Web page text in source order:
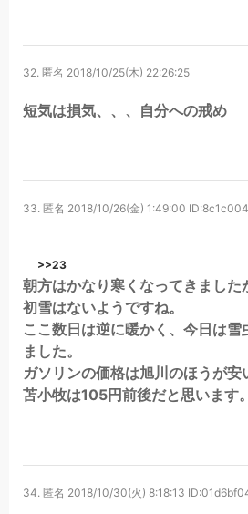
32. 匿名 2018/10/25(木) 22:26:25
短気は損気、、、自分への戒め
33. 匿名 2018/10/26(金) 1:49:00
>>23
朝方はかなり寒くなってきました
初雪はないようですね。
ここ数日は逆に暖かく、今日は
ました。
ガソリンの価格は旭川のほうが安
苫小牧は105円前後だと思います。
34. 匿名 2018/10/30(火) 8:18:13